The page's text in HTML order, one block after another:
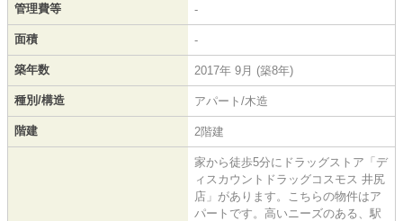
管理費等 -
面積 -
築年数 2017年 9月 (築8年)
種別/構造 アパート/木造
階建 2階建
家から徒歩5分にドラッグストア「デ
ィスカウントドラッグコスモス 井尻
店」があります。こちらの物件はア
パートです。高いニーズのある、駅